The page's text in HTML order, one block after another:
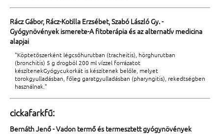
Rácz Gábor, Rácz-Kotilla Erzsébet, Szabó László Gy. -
Gyógynövények ismerete-A fitoterápia és az alternatív medicina
alapjai
"Köptetőszerként légcsőhurutban (tracheitis), hörghurutban
(bronchitis) 5 g drogból 200 ml vízzel forrázatot
készítenekGyógycukorkát is készítenek belőle, melyet
torokgyulladásban, főleg garatgyulladásban (pharyngitis), rekedtségben
használnak."
cickafarkfű:
Bernáth Jenő - Vadon termő és termesztett gyógynövények